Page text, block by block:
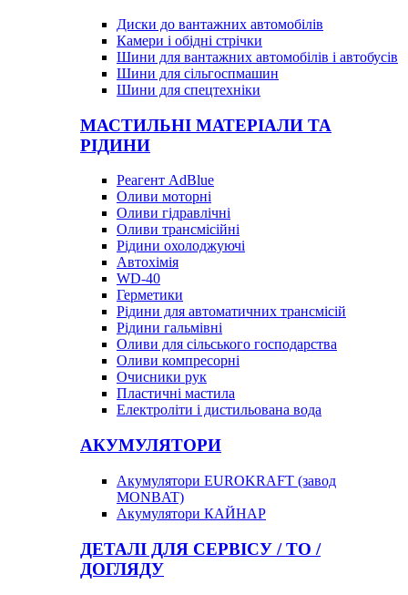
Диски до вантажних автомобілів
Камери і обідні стрічки
Шини для вантажних автомобілів і автобусів
Шини для сільгоспмашин
Шини для спецтехніки
МАСТИЛЬНІ МАТЕРІАЛИ ТА
РІДИНИ
Реагент AdBlue
Оливи моторні
Оливи гідравлічні
Оливи трансмісійні
Рідини охолоджуючі
Автохімія
WD-40
Герметики
Рідини для автоматичних трансмісій
Рідини гальмівні
Оливи для сільського господарства
Оливи компресорні
Очисники рук
Пластичні мастила
Електроліти і дистильована вода
АКУМУЛЯТОРИ
Акумулятори EUROKRAFT (завод
MONBAT)
Акумулятори КАЙНАР
ДЕТАЛІ ДЛЯ СЕРВІСУ / ТО /
ДОГЛЯДУ